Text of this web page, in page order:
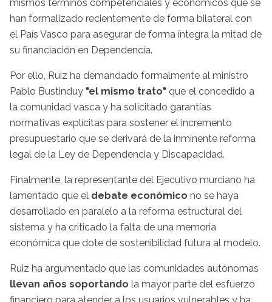
mismos términos competenciales y económicos que se
han formalizado recientemente de forma bilateral con
el País Vasco para asegurar de forma íntegra la mitad de
su financiación en Dependencia.
Por ello, Ruiz ha demandado formalmente al ministro
Pablo Bustinduy "el mismo trato" que el concedido a
la comunidad vasca y ha solicitado garantías
normativas explícitas para sostener el incremento
presupuestario que se derivará de la inminente reforma
legal de la Ley de Dependencia y Discapacidad.
Finalmente, la representante del Ejecutivo murciano ha
lamentado que el debate económico no se haya
desarrollado en paralelo a la reforma estructural del
sistema y ha criticado la falta de una memoria
económica que dote de sostenibilidad futura al modelo.
Ruiz ha argumentado que las comunidades autónomas
llevan años soportando la mayor parte del esfuerzo